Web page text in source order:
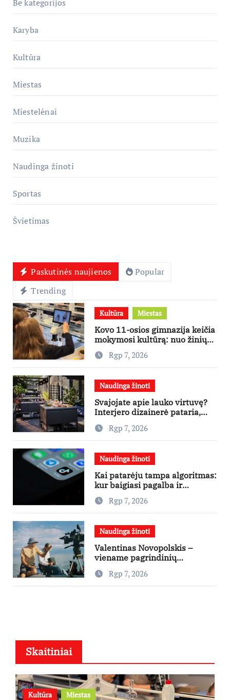
Be kategorijos
Karyba
Kultūra
Miestas
Miestelėnai
Muzika
Naudinga žinoti
Sportas
Švietimas
Paskutinės naujienos
Popular
Trending
Kultūra Miestas
Kovo 11-osios gimnazija keičia
mokymosi kultūrą: nuo žinių
kaupimo – prie jų supratimo ir
taikymo
Rgp 7, 2026
Naudinga žinoti
Svajojate apie lauko virtuvę?
Interjero dizainerė pataria,
nuo ko pradėti
Rgp 7, 2026
Naudinga žinoti
Kai patarėju tampa algoritmas:
kur baigiasi pagalba ir
prasideda reklama?
Rgp 7, 2026
Naudinga žinoti
Valentinas Novopolskis –
viename pagrindinių
vaidmenų penkių šalių filme
„Nugalėtoja“: Lietuvos kino
teatruose – nuo rugpjūčio 7-
Rgp 7, 2026
Skaitiniai
Kultūra Miestas